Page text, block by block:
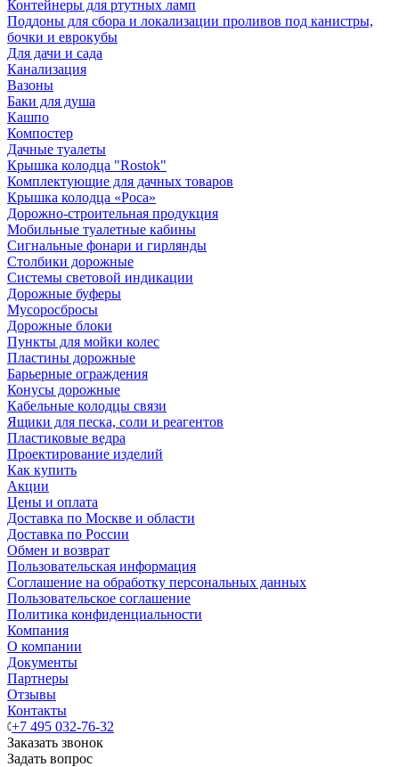
Контейнеры для ртутных ламп
Поддоны для сбора и локализации проливов под канистры,
бочки и еврокубы
Для дачи и сада
Канализация
Вазоны
Баки для душа
Кашпо
Компостер
Дачные туалеты
Крышка колодца "Rostok"
Комплектующие для дачных товаров
Крышка колодца «Роса»
Дорожно-строительная продукция
Мобильные туалетные кабины
Сигнальные фонари и гирлянды
Столбики дорожные
Системы световой индикации
Дорожные буферы
Мусоросбросы
Дорожные блоки
Пункты для мойки колес
Пластины дорожные
Барьерные ограждения
Конусы дорожные
Кабельные колодцы связи
Ящики для песка, соли и реагентов
Пластиковые ведра
Проектирование изделий
Как купить
Акции
Цены и оплата
Доставка по Москве и области
Доставка по России
Обмен и возврат
Пользовательская информация
Соглашение на обработку персональных данных
Пользовательское соглашение
Политика конфиденциальности
Компания
О компании
Документы
Партнеры
Отзывы
Контакты
+7 495 032-76-32
Заказать звонок
Задать вопрос